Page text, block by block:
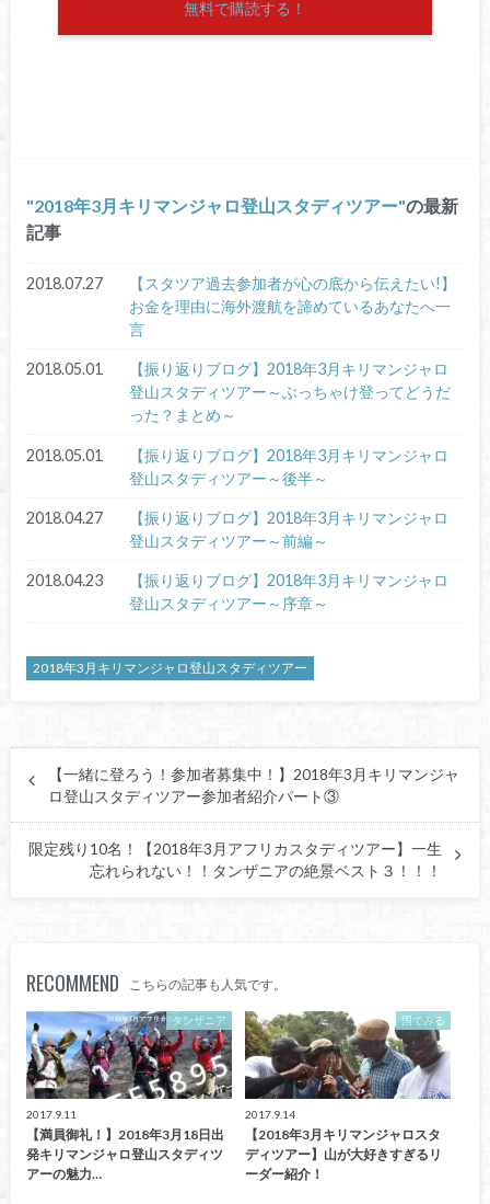
無料で購読する！
2018年3月キリマンジャロ登山スタディツアー の最新
記事
2018.07.27
【スタツア過去参加者が心の底から伝えたい!】
お金を理由に海外渡航を諦めているあなたへ一
言
2018.05.01
【振り返りブログ】2018年3月キリマンジャロ
登山スタディツアー～ぶっちゃけ登ってどうだ
った？まとめ～
2018.05.01
【振り返りブログ】2018年3月キリマンジャロ
登山スタディツアー～後半～
2018.04.27
【振り返りブログ】2018年3月キリマンジャロ
登山スタディツアー～前編～
2018.04.23
【振り返りブログ】2018年3月キリマンジャロ
登山スタディツアー～序章～
2018年3月キリマンジャロ登山スタディツアー
【一緒に登ろう！参加者募集中！】2018年3月キリマンジャ
ロ登山スタディツアー参加者紹介パート③
限定残り10名！【2018年3月アフリカスタディツアー】一生
忘れられない！！タンザニアの絶景ベスト３！！！
RECOMMEND こちらの記事も人気です。
タンザニア
2017.9.11
【満員御礼！】2018年3月18日出
発キリマンジャロ登山スタディツ
アーの魅力…
国でみる
2017.9.14
【2018年3月キリマンジャロスタ
ディツアー】山が大好きすぎるリ
ーダー紹介！